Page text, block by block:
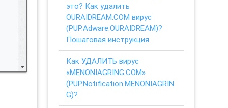
это? Как удалить
OURAIDREAM.COM вирус
(PUP.Adware.OURAIDREAM)?
Пошаговая инструкция
Как УДАЛИТЬ вирус
«MENONIAGRING.COM»
(PUP.Notification.MENONIAGRIN
G)?